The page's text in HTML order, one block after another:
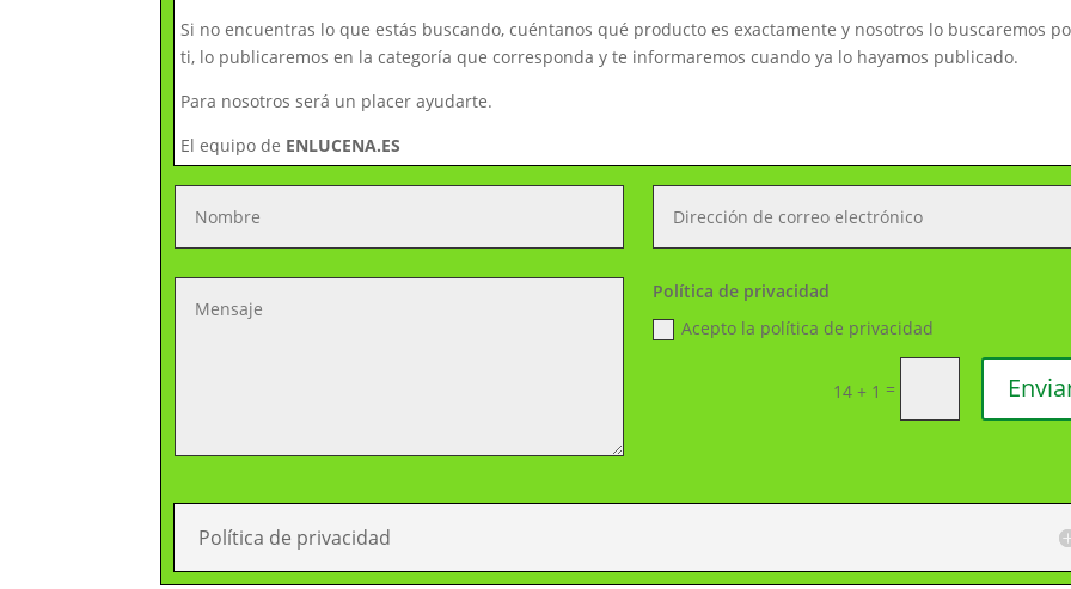
Si no encuentras lo que estás buscando, cuéntanos qué producto es exactamente y nosotros lo buscaremos
ti, lo publicaremos en la categoría que corresponda y te informaremos cuando ya lo hayamos publicado.
Para nosotros será un placer ayudarte.
El equipo de ENLUCENA.ES
Política de privacidad
Acepto la política de privacidad
14 + 1 =
Política de privacidad